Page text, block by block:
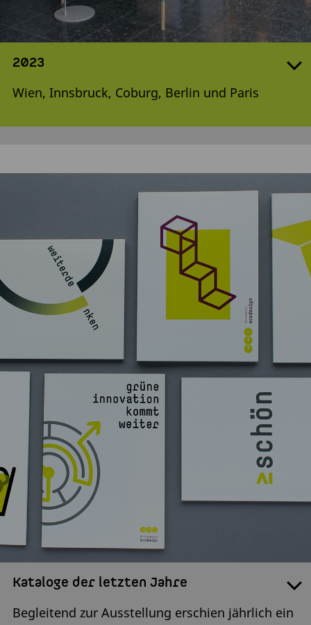
2023
Wien, Innsbruck, Coburg, Berlin und Paris
Kataloge der letzten Jahre
Begleitend zur Ausstellung erschien jährlich ein